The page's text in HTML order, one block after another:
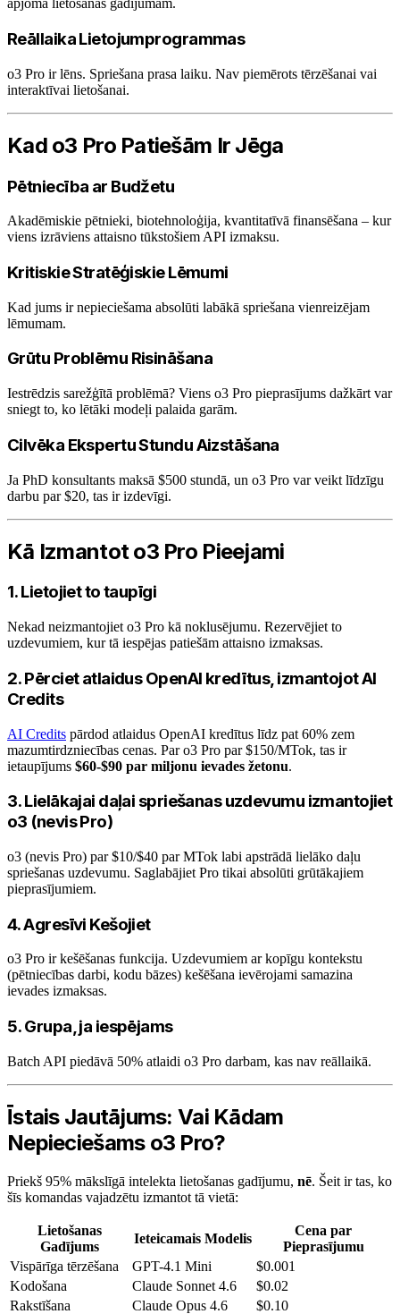
apjoma lietošanas gadījumam.
Reāllaika Lietojumprogrammas
o3 Pro ir lēns. Spriešana prasa laiku. Nav piemērots tērzēšanai vai
interaktīvai lietošanai.
Kad o3 Pro Patiešām Ir Jēga
Pētniecība ar Budžetu
Akadēmiskie pētnieki, biotehnoloģija, kvantitatīvā finansēšana – kur
viens izrāviens attaisno tūkstošiem API izmaksu.
Kritiskie Stratēģiskie Lēmumi
Kad jums ir nepieciešama absolūti labākā spriešana vienreizējam
lēmumam.
Grūtu Problēmu Risināšana
Iestrēdzis sarežģītā problēmā? Viens o3 Pro pieprasījums dažkārt var
sniegt to, ko lētāki modeļi palaida garām.
Cilvēka Ekspertu Stundu Aizstāšana
Ja PhD konsultants maksā $500 stundā, un o3 Pro var veikt līdzīgu
darbu par $20, tas ir izdevīgi.
Kā Izmantot o3 Pro Pieejami
1. Lietojiet to taupīgi
Nekad neizmantojiet o3 Pro kā noklusējumu. Rezervējiet to
uzdevumiem, kur tā iespējas patiešām attaisno izmaksas.
2. Pērciet atlaidus OpenAI kredītus, izmantojot AI
Credits
AI Credits pārdod atlaidus OpenAI kredītus līdz pat 60% zem
mazumtirdzniecības cenas. Par o3 Pro par $150/MTok, tas ir
ietaupījums $60-$90 par miljonu ievades žetonu.
3. Lielākajai daļai spriešanas uzdevumu izmantojiet
o3 (nevis Pro)
o3 (nevis Pro) par $10/$40 par MTok labi apstrādā lielāko daļu
spriešanas uzdevumu. Saglabājiet Pro tikai absolūti grūtākajiem
pieprasījumiem.
4. Agresīvi Kešojiet
o3 Pro ir kešēšanas funkcija. Uzdevumiem ar kopīgu kontekstu
(pētniecības darbi, kodu bāzes) kešēšana ievērojami samazina
ievades izmaksas.
5. Grupa, ja iespējams
Batch API piedāvā 50% atlaidi o3 Pro darbam, kas nav reāllaikā.
Īstais Jautājums: Vai Kādam
Nepieciešams o3 Pro?
Priekš 95% mākslīgā intelekta lietošanas gadījumu, nē. Šeit ir tas, ko
šīs komandas vajadzētu izmantot tā vietā:
Lietošanas
Gadījums
Ieteicamais Modelis
Cena par
Pieprasījumu
Vispārīga tērzēšana
GPT-4.1 Mini
$0.001
Kodošana
Claude Sonnet 4.6
$0.02
Rakstīšana
Claude Opus 4.6
$0.10